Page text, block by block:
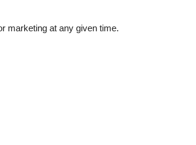
marketing at any given time.